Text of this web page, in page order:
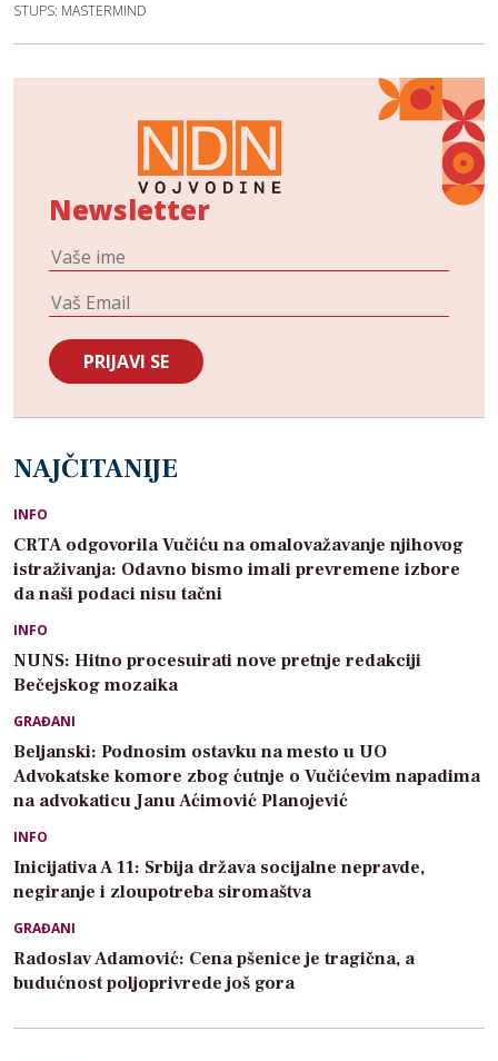
STUPS: MASTERMIND
Newsletter
NAJČITANIJE
INFO
CRTA odgovorila Vučiću na omalovažavanje njihovog
istraživanja: Odavno bismo imali prevremene izbore
da naši podaci nisu tačni
INFO
NUNS: Hitno procesuirati nove pretnje redakciji
Bečejskog mozaika
GRAĐANI
Beljanski: Podnosim ostavku na mesto u UO
Advokatske komore zbog ćutnje o Vučićevim napadima
na advokaticu Janu Aćimović Planojević
INFO
Inicijativa A 11: Srbija država socijalne nepravde,
negiranje i zloupotreba siromaštva
GRAĐANI
Radoslav Adamović: Cena pšenice je tragična, a
budućnost poljoprivrede još gora